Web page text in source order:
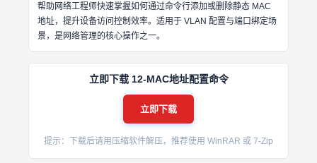
帮助网络工程师快速掌握如何通过命令行添加或删除静态 MAC
地址，提升设备访问控制效率。适用于 VLAN 配置与端口绑定场
景，是网络管理的核心操作之一。
立即下载 12-MAC地址配置命令
立即下载
提示：下载后请用压缩软件解压，推荐使用 WinRAR 或 7-Zip